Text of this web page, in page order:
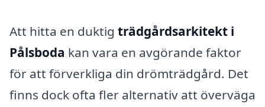
Att hitta en duktig trädgårdsarkitekt i
Pålsboda kan vara en avgörande faktor
för att förverkliga din drömträdgård. Det
finns dock ofta fler alternativ att överväga